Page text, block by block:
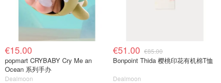
€15.00
popmart CRYBABY Cry Me an
Ocean 系列手办
Dealmoon
€51.00 €85.00
Bonpoint Thida 樱桃印花有机棉T恤
Dealmoon